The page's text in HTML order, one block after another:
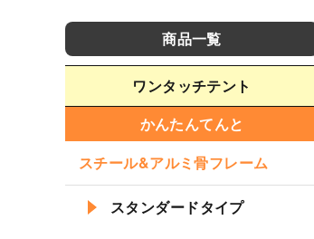
商品一覧
ワンタッチテント
かんたんてんと
スチール&アルミ骨フレーム
スタンダードタイプ